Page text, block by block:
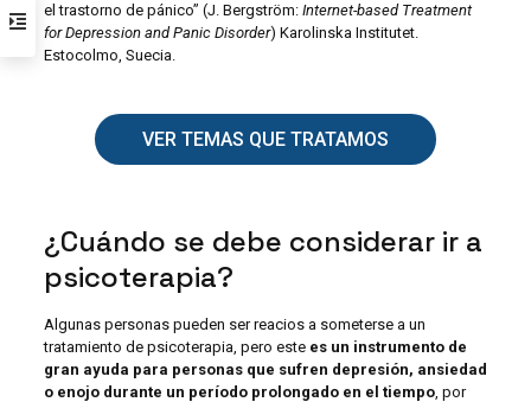
el trastorno de pánico” (J. Bergström: Internet-based Treatment
for Depression and Panic Disorder) Karolinska Institutet.
Estocolmo, Suecia.
VER TEMAS QUE TRATAMOS
¿Cuándo se debe considerar ir a
psicoterapia?
Algunas personas pueden ser reacios a someterse a un
tratamiento de psicoterapia, pero este es un instrumento de
gran ayuda para personas que sufren depresión, ansiedad
o enojo durante un período prolongado en el tiempo, por